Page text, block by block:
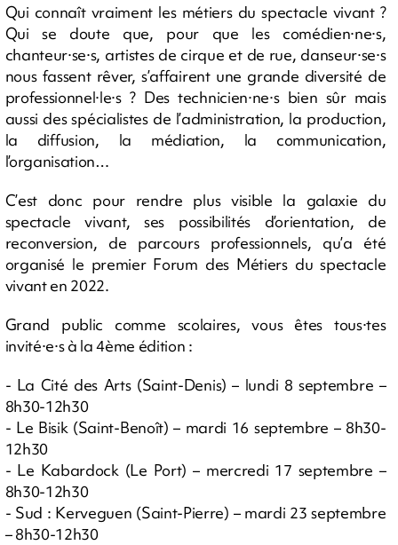
Qui connaît vraiment les métiers du spectacle vivant ?
Qui se doute que, pour que les comédien·ne·s,
chanteur·se·s, artistes de cirque et de rue, danseur·se·s
nous fassent rêver, s’affairent une grande diversité de
professionnel·le·s ? Des technicien·ne·s bien sûr mais
aussi des spécialistes de l’administration, la production,
la diffusion, la médiation, la communication,
l’organisation…
C’est donc pour rendre plus visible la galaxie du
spectacle vivant, ses possibilités d’orientation, de
reconversion, de parcours professionnels, qu’a été
organisé le premier Forum des Métiers du spectacle
vivant en 2022.
Grand public comme scolaires, vous êtes tous·tes
invité·e·s à la 4ème édition :
- La Cité des Arts (Saint-Denis) – lundi 8 septembre –
8h30-12h30
- Le Bisik (Saint-Benoît) – mardi 16 septembre – 8h30-
12h30
- Le Kabardock (Le Port) – mercredi 17 septembre –
8h30-12h30
- Sud : Kerveguen (Saint-Pierre) – mardi 23 septembre
– 8h30-12h30